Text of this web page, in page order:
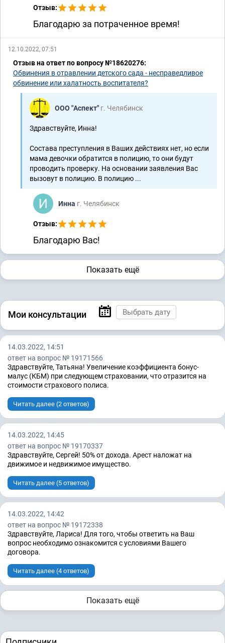
Отзыв:
Благодарю за потраченное время!
12.10.2022, 07:51
Отзыв на ответ по вопросу №18620276:
Обвинения в отравлении детского сада - несправедливое
обвинение или халатность воспитателя?
ООО "Аспект" г. Челябинск
Здравствуйте, Инна!
Состава преступления в Ваших действиях нет, но если
мама девочки обратится в полицию, то они будут
проводить проверку. На основании заявления Вас
вызовут в полицию. В полицию ...
Инна г. Челябинск
Отзыв:
Благодарю Вас!
Показать ещё
Мои консультации
14.03.2022, 14:51
ответ на вопрос № 19171566
Здравствуйте, Татьяна! Увеличение коэффициента бонус-
малус (КБМ) при следующем страховании, что отразится на
стоимости страхового полиса.
Читать далее (2 ответов)
14.03.2022, 14:45
ответ на вопрос № 19170337
Здравствуйте, Сергей! 50% от дохода. Арест наложат на
движимое и недвижимое имущество.
Читать далее (5 ответов)
14.03.2022, 14:42
ответ на вопрос № 19172338
Здравствуйте, Лариса! Для того, чтобы ответить на Ваш
вопрос необходимо ознакомится с условиями Вашего
договора.
Читать далее (4 ответов)
Показать ещё